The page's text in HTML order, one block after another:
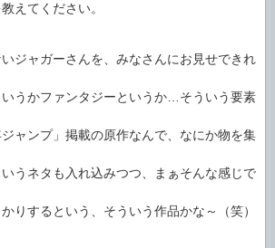
えてください。
ジャガーさんを、みなさんにお見せできれ
うかファンタジーというか…そういう要素
ャンプ」掲載の原作なんで、なにか物を集
うネタも入れ込みつつ、まぁそんな感じで
りするという、そういう作品かな～（笑）